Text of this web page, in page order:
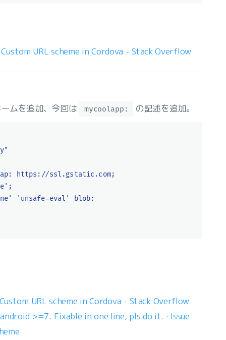
URL scheme in Cordova - Stack Overflow
ムを追加、今回は
mycoolapp: の記述を追加。
https://ssl.gstatic.com;
'unsafe-eval' blob:
URL scheme in Cordova - Stack Overflow
>=7. Fixable in one line, pls do it. · Issue